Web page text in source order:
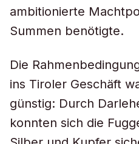
ambitionierte
Summen benötigte.
Die
ins Tiroler Geschäft
günstig: Durch
konnten sich die